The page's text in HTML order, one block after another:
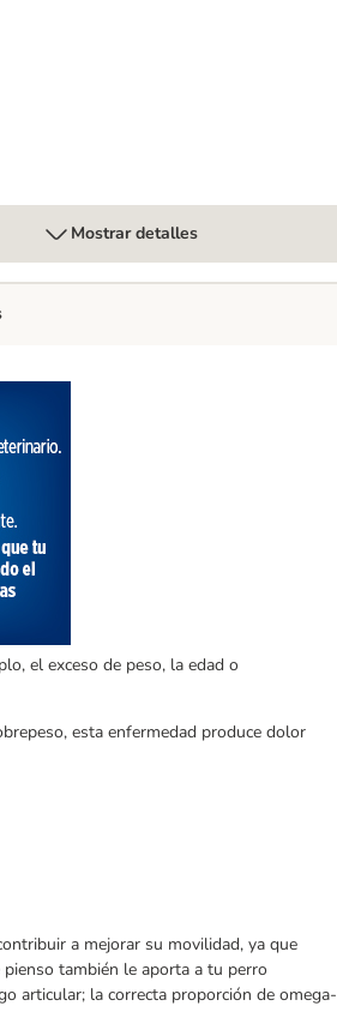
Mostrar detalles
el exceso de peso, la edad o
esta enfermedad produce dolor
a mejorar su movilidad, ya que
también le aporta a tu perro
articular; la correcta proporción de omega-